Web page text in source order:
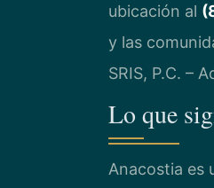
ubicación al
y las
SRIS, P.C. –
Lo que
Anacostia es